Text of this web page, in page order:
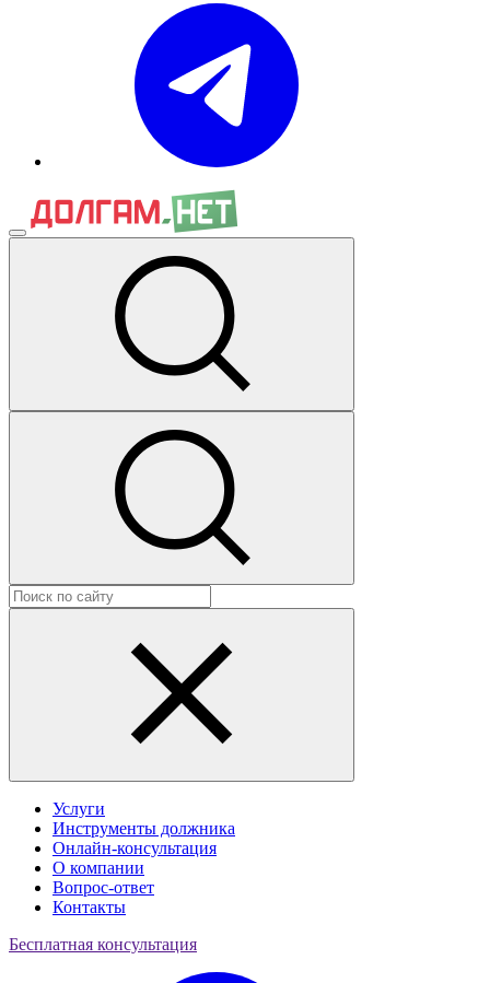
Услуги
Инструменты должника
Онлайн-консультация
О компании
Вопрос-ответ
Контакты
Бесплатная консультация